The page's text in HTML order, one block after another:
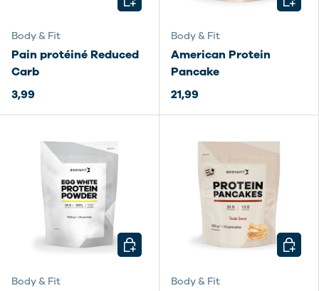
Body & Fit
Pain protéiné Reduced
Carb
3,99
Body & Fit
American Protein
Pancake
21,99
Body & Fit
CHOISIR LES OPTIONS
Body & Fit